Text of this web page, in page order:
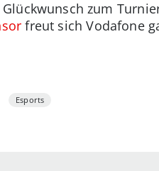
zum
freut sich Vodafone
Esports